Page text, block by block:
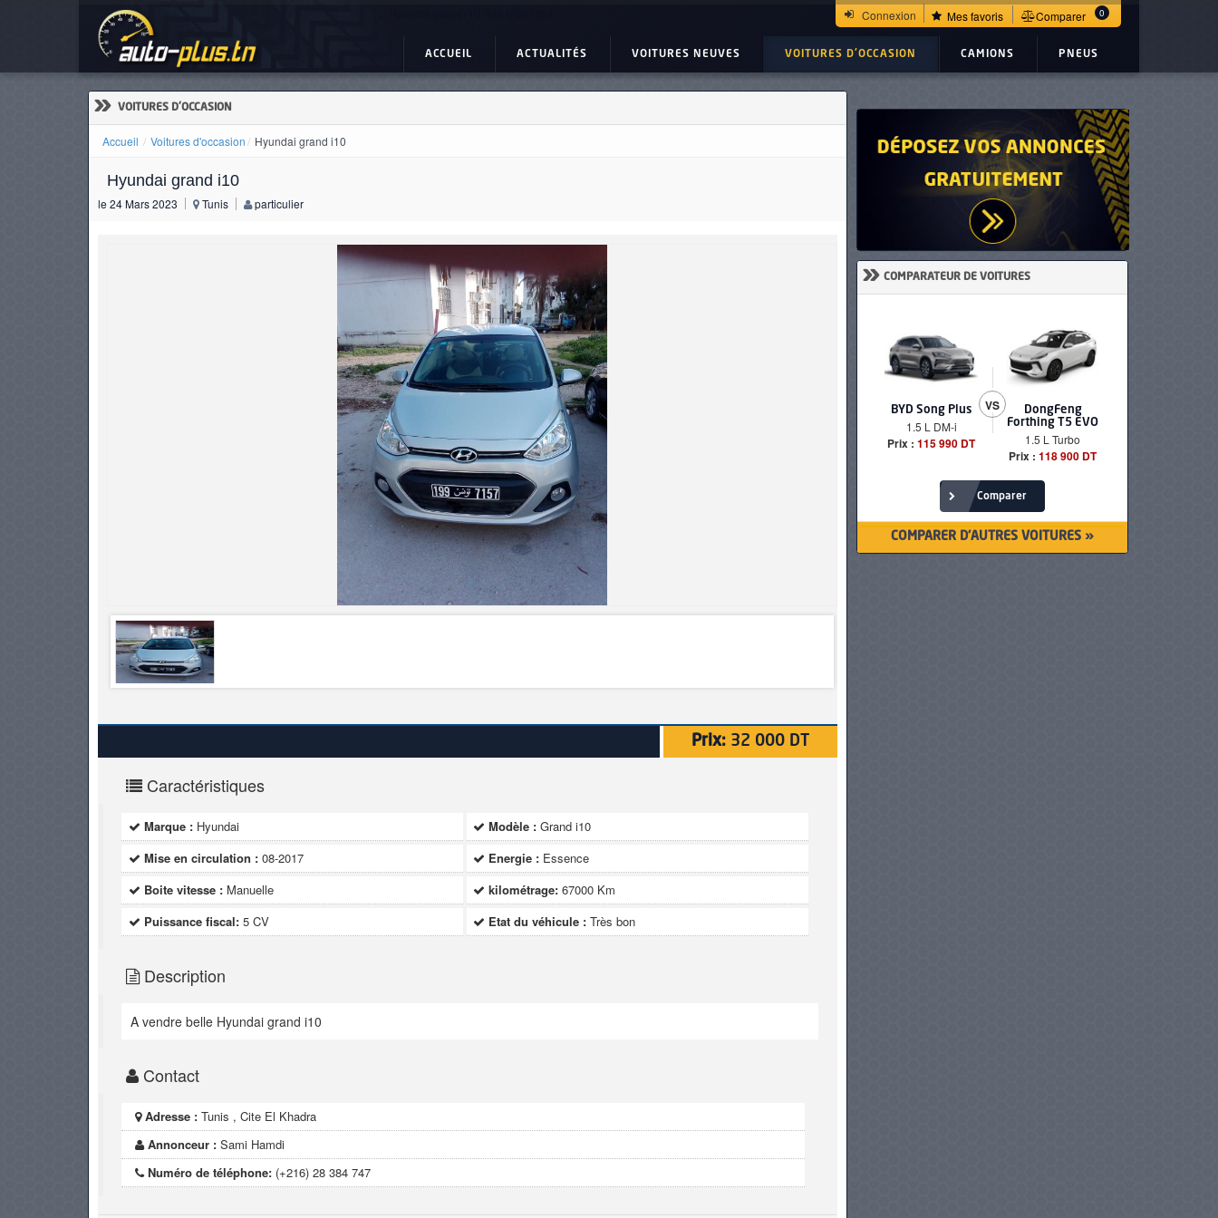
Connexion Mes favoris Comparer 0
ACCUEIL ACTUALITÉS VOITURES NEUVES VOITURES D'OCCASION CAMIONS PNEUS
» VOITURES D'OCCASION
Accueil Voitures d'occasion Hyundai grand i10
Hyundai grand i10
le 24 Mars 2023 Tunis particulier
Prix: 32 000 DT
Caractéristiques
Marque : Hyundai Modèle : Grand i10
Mise en circulation : 08-2017 Energie : Essence
Boite vitesse : Manuelle kilométrage: 67000 Km
Puissance fiscal: 5 CV Etat du véhicule : Très bon
Description
A vendre belle Hyundai grand i10
Contact
Adresse : Tunis , Cite El Khadra
Annonceur : Sami Hamdi
Numéro de téléphone: (+216) 28 384 747
» COMPARATEUR DE VOITURES
BYD Song Plus
1.5 L DM-i
Prix : 115 990 DT
VS
DongFeng
Forthing T5 EVO
1.5 L Turbo
Prix : 118 900 DT
Comparer
COMPARER D'AUTRES VOITURES »
ACTUALITÉS